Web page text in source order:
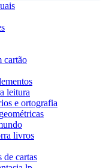
cartão
leitura
e ortografia
livros
de cartas